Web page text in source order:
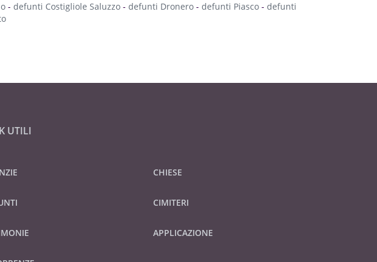
- defunti Costigliole Saluzzo- defunti Dronero- defunti Piasco- defunti
UTILI
CHIESE
CIMITERI
APPLICAZIONE